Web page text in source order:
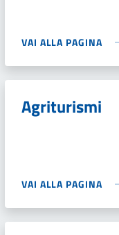
VAI ALLA PAGINA
Agriturismi
VAI ALLA PAGINA